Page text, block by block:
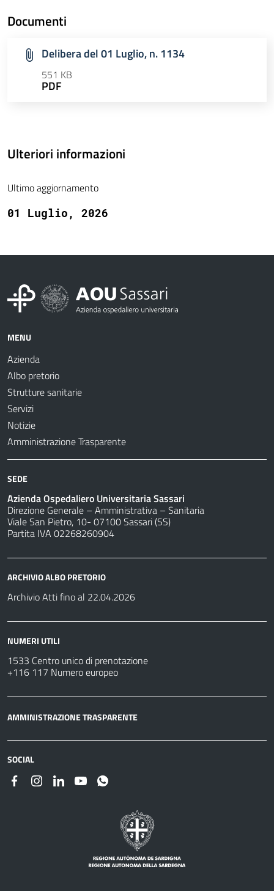
Documenti
Delibera del 01 Luglio, n. 1134
551 KB
PDF
Ulteriori informazioni
Ultimo aggiornamento
01 Luglio, 2026
MENU
Azienda
Albo pretorio
Strutture sanitarie
Servizi
Notizie
Amministrazione Trasparente
SEDE
Azienda Ospedaliero Universitaria Sassari
Direzione Generale – Amministrativa – Sanitaria
Viale San Pietro, 10- 07100 Sassari (SS)
Partita IVA 02268260904
ARCHIVIO ALBO PRETORIO
Archivio Atti fino al 22.04.2026
NUMERI UTILI
1533 Centro unico di prenotazione
+116 117 Numero europeo
AMMINISTRAZIONE TRASPARENTE
SOCIAL